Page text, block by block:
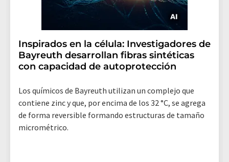
Inspirados en la célula: Investigadores de
Bayreuth desarrollan fibras sintéticas
con capacidad de autoprotección
Los químicos de Bayreuth utilizan un complejo que
contiene zinc y que, por encima de los 32 °C, se agrega
de forma reversible formando estructuras de tamaño
micrométrico.